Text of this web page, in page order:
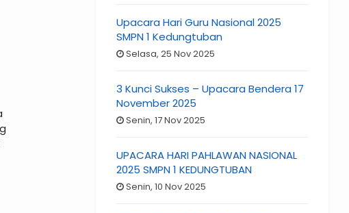
Upacara Hari Guru Nasional 2025
SMPN 1 Kedungtuban
Selasa, 25 Nov 2025
3 Kunci Sukses – Upacara Bendera 17
November 2025
Senin, 17 Nov 2025
UPACARA HARI PAHLAWAN NASIONAL
2025 SMPN 1 KEDUNGTUBAN
Senin, 10 Nov 2025